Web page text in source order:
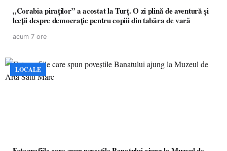
„Corabia piraților” a acostat la Turț. O zi plină de aventură și
lecții despre democrație pentru copiii din tabăra de vară
acum 7 ore
LOCALE